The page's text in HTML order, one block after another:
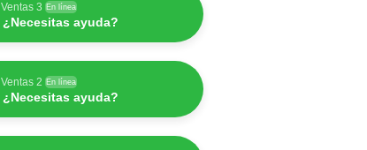
Ventas 3 En línea
¿Necesitas ayuda?
Ventas 2 En línea
¿Necesitas ayuda?